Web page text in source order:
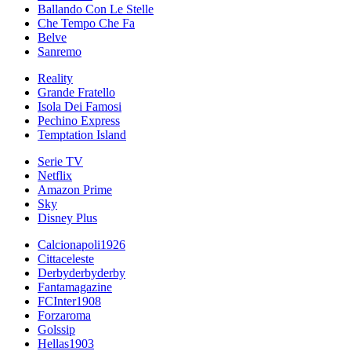
Ballando Con Le Stelle
Che Tempo Che Fa
Belve
Sanremo
Reality
Grande Fratello
Isola Dei Famosi
Pechino Express
Temptation Island
Serie TV
Netflix
Amazon Prime
Sky
Disney Plus
Calcionapoli1926
Cittaceleste
Derbyderbyderby
Fantamagazine
FCInter1908
Forzaroma
Golssip
Hellas1903